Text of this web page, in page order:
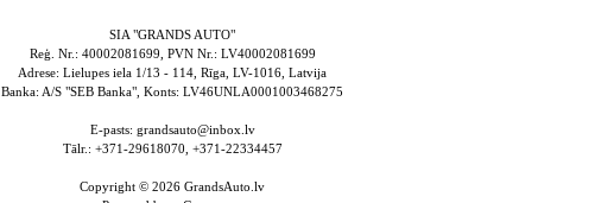
SIA "GRANDS AUTO"
Reģ. Nr.: 40002081699, PVN Nr.: LV40002081699
Adrese: Lielupes iela 1/13 - 114, Rīga, LV-1016, Latvija
Banka: A/S "SEB Banka", Konts: LV46UNLA0001003468275
E-pasts: grandsauto@inbox.lv
Tālr.: +371-29618070, +371-22334457
Copyright © 2026 GrandsAuto.lv